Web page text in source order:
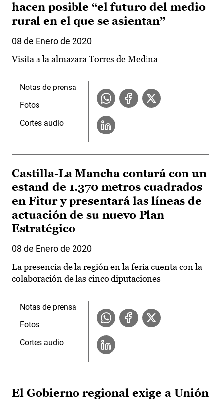
hacen posible “el futuro del medio
rural en el que se asientan”
08 de Enero de 2020
Visita a la almazara Torres de Medina
Notas de prensa
Fotos
Cortes audio
Castilla-La Mancha contará con un
estand de 1.370 metros cuadrados
en Fitur y presentará las líneas de
actuación de su nuevo Plan
Estratégico
08 de Enero de 2020
La presencia de la región en la feria cuenta con la
colaboración de las cinco diputaciones
Notas de prensa
Fotos
Cortes audio
El Gobierno regional exige a Unión